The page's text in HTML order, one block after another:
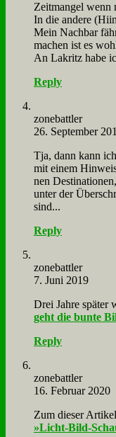
Zeit­man­gel wenn
In die an­de­re
Mein Nach­bar
ma­chen ist es
An La­kritz ha­be
Reply
zone­batt­ler
26. September
Tja, dann kann
mit ei­nem
nen
un­ter der
sind...
Reply
zone­batt­ler
7. Juni 2019
Drei Jah­re spä­ter
geht die bun­te
Reply
zone­batt­ler
16. Februar 2020
Zum die­ser
»Licht-Bild-